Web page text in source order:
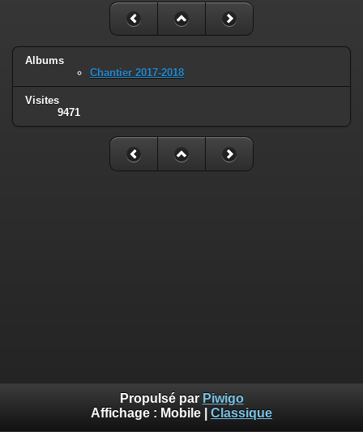
Albums
Chantier 2017-2018
Visites
9471
Propulsé par Piwigo
Affichage : Mobile Classique